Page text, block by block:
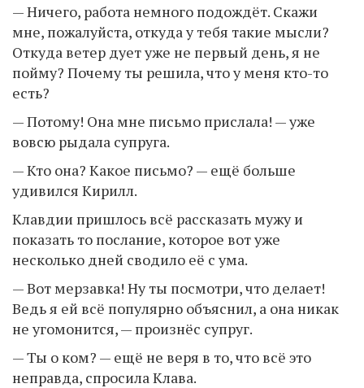
— Ничего, работа немного подождёт. Скажи
мне, пожалуйста, откуда у тебя такие мысли?
Откуда ветер дует уже не первый день, я не
пойму? Почему ты решила, что у меня кто-то
есть?
— Потому! Она мне письмо прислала! — уже
вовсю рыдала супруга.
— Кто она? Какое письмо? — ещё больше
удивился Кирилл.
Клавдии пришлось всё рассказать мужу и
показать то послание, которое вот уже
несколько дней сводило её с ума.
— Вот мерзавка! Ну ты посмотри, что делает!
Ведь я ей всё популярно объяснил, а она никак
не угомонится, — произнёс супруг.
— Ты о ком? — ещё не веря в то, что всё это
неправда, спросила Клава.